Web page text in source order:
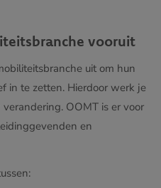
vooruit
uit om hun
in te zetten. Hierdoor werk je
OOMT is er voor
en